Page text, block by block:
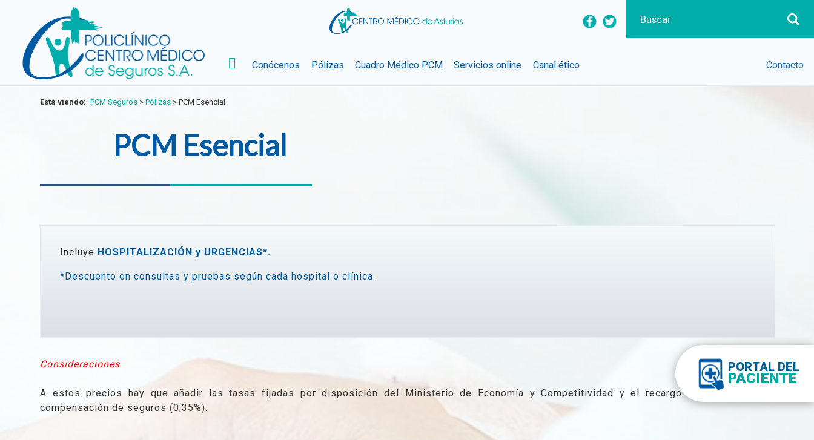
Conócenos Pólizas Cuadro Médico PCM Servicios online Canal ético Contacto
PORTAL DEL
PACIENTE
Está viendo: PCM Seguros> Pólizas> PCM Esencial
PCM Esencial
Incluye HOSPITALIZACIÓN y URGENCIAS*.
*Descuento en consultas y pruebas según cada hospital o clínica.
Consideraciones
A estos precios hay que añadir las tasas fijadas por disposición del Ministerio de Economía y Competitividad y el recargo del consorcio de
compensación de seguros (0,35%).